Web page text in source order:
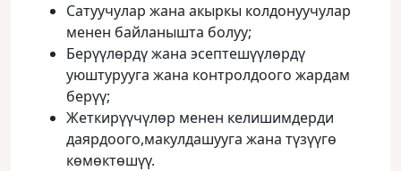
Сатуучулар жана акыркы колдонуучулар
менен байланышта болуу;
Берүүлөрдү жана эсептешүүлөрдү
уюштурууга жана контролдоого жардам
берүү;
Жеткирүүчүлөр менен келишимдерди
даярдоого,макулдашууга жана түзүүгө
көмөктөшүү.